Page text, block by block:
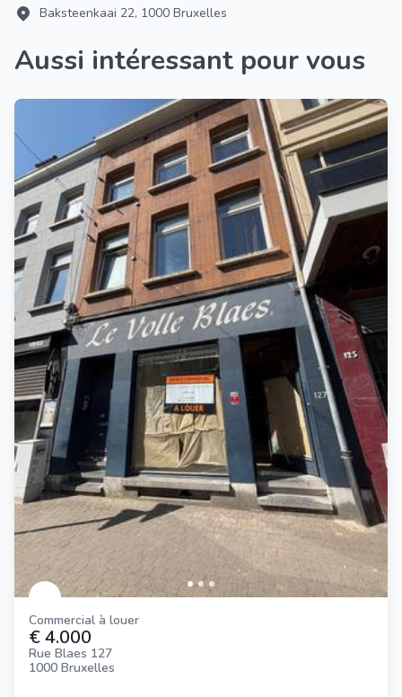
Baksteenkaai 22, 1000 Bruxelles
Aussi intéressant pour vous
Commercial à louer
€ 4.000
Rue Blaes 127
1000 Bruxelles